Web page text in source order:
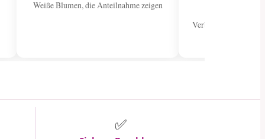
Weiße Blumen, die Anteilnahme zeigen
Verbreiten Sie
✅